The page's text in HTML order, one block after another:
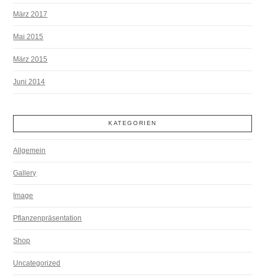
März 2017
Mai 2015
März 2015
Juni 2014
KATEGORIEN
Allgemein
Gallery
Image
Pflanzenpräsentation
Shop
Uncategorized